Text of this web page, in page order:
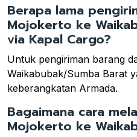
Berapa lama
Mojokerto ke
via Kapal Cargo?
Untuk pengiriman barang
Waikabubak/Sumba Barat
keberangkatan Armada.
Bagaimana cara
Mojokerto ke